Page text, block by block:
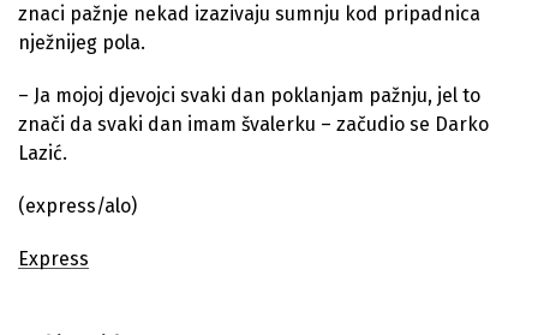
znaci pažnje nekad izazivaju sumnju kod pripadnica
nježnijeg pola.
– Ja mojoj djevojci svaki dan poklanjam pažnju, jel to
znači da svaki dan imam švalerku – začudio se Darko
Lazić.
(express/alo)
Express